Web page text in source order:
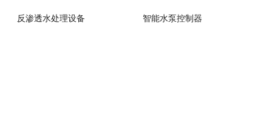
反渗透水处理设备 智能水泵控制器